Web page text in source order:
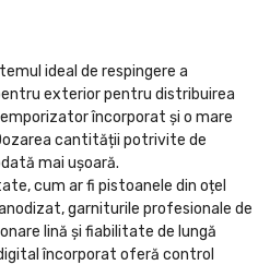
ideal de respingere a
exterior pentru distribuirea
încorporat și o mare
cantității potrivite de
mai ușoară.
cum ar fi pistoanele din oțel
garniturile profesionale de
lină și fiabilitate de lungă
încorporat oferă control